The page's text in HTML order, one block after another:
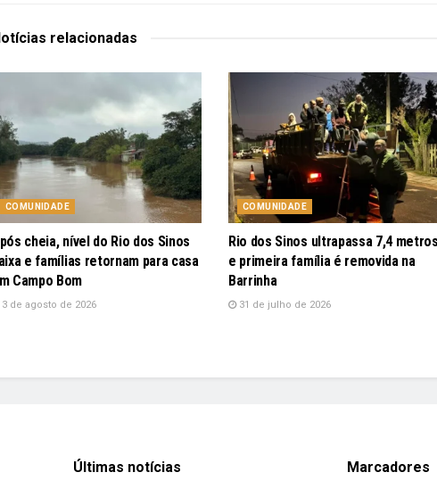
relacionadas
COMUNIDADE
cheia, nível do Rio dos Sinos
e famílias retornam para casa
Campo Bom
3 de agosto de 2026
COMUNIDADE
Rio dos Sinos ultrapassa 7,4 metros
e primeira família é removida na
Barrinha
31 de julho de 2026
Últimas notícias Marcadores